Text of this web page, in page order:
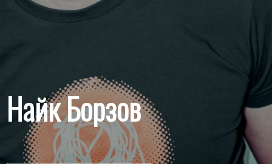
Найк Борзов